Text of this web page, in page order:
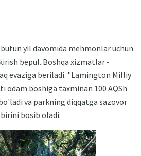
yil davomida mehmonlar uchun
bepul. Boshqa xizmatlar -
evaziga beriladi. "Lamington Milliy
odam boshiga taxminan 100 AQSh
va parkning diqqatga sazovor
bosib oladi.